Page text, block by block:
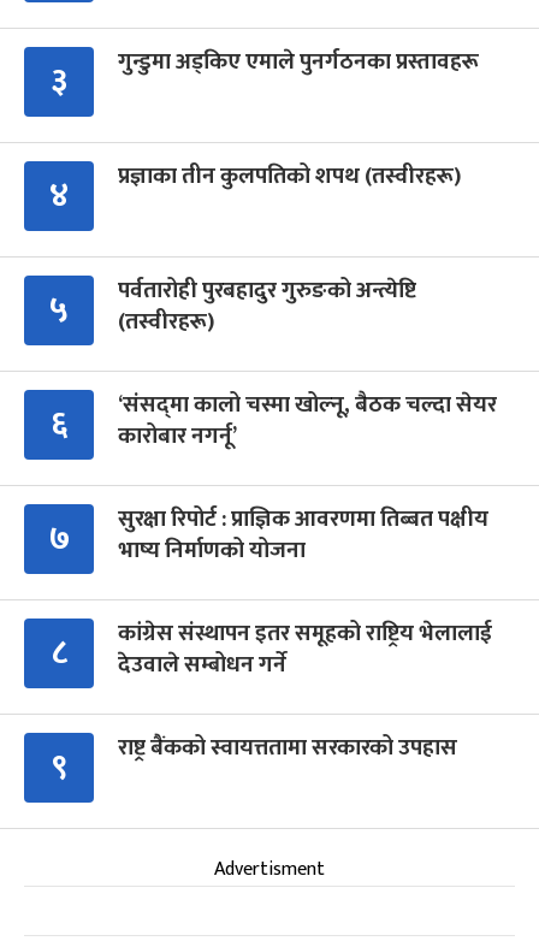
३ गुन्डुमा अड्किए एमाले पुनर्गठनका प्रस्तावहरू
४ प्रज्ञाका तीन कुलपतिको शपथ (तस्वीरहरू)
५
पर्वतारोही पुरबहादुर गुरुङको अन्त्येष्टि
(तस्वीरहरू)
६
‘संसद्‍मा कालो चस्मा खोल्नू, बैठक चल्दा सेयर
कारोबार नगर्नू’
७
सुरक्षा रिपोर्ट : प्राज्ञिक आवरणमा तिब्बत पक्षीय
भाष्य निर्माणको योजना
८
कांग्रेस संस्थापन इतर समूहको राष्ट्रिय भेलालाई
देउवाले सम्बोधन गर्ने
९ राष्ट्र बैंकको स्वायत्ततामा सरकारको उपहास
Advertisment